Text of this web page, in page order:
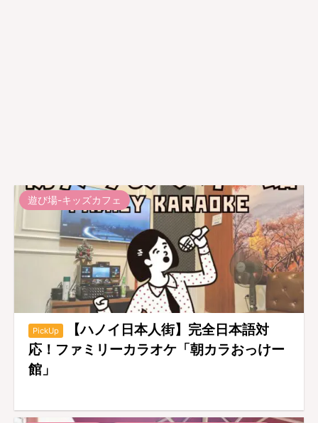
遊び場-キッズカフェ
PickUp
【ハノイ日本人街】完全日本語対
応！ファミリーカラオケ「朝カラおっけー
館」